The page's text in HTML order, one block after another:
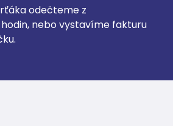
odečteme z
nebo vystavíme fakturu